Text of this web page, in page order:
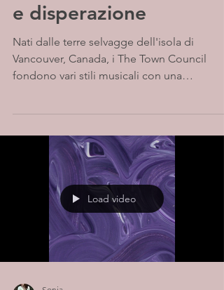
e disperazione
Nati dalle terre selvagge dell'isola di
Vancouver, Canada, i The Town Council
fondono vari stili musicali con una
Load video